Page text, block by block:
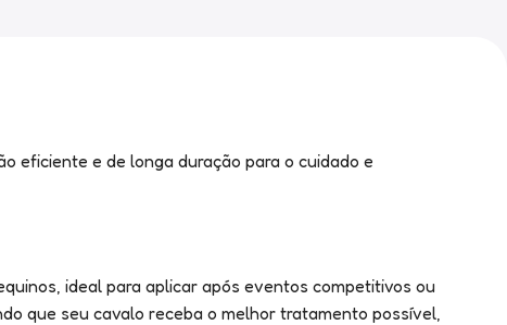
eficiente e de longa duração para o cuidado e
ideal para aplicar após eventos competitivos ou
que seu cavalo receba o melhor tratamento possível,